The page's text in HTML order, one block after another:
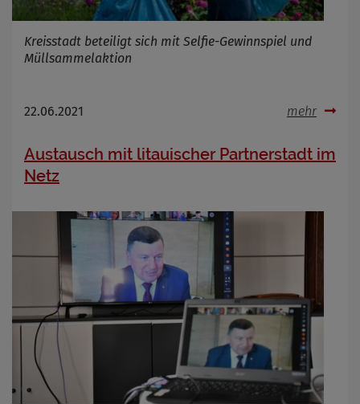
Kreisstadt beteiligt sich mit Selfie-Gewinnspiel und
Müllsammelaktion
22.06.2021 mehr
Austausch mit litauischer Partnerstadt im
Netz